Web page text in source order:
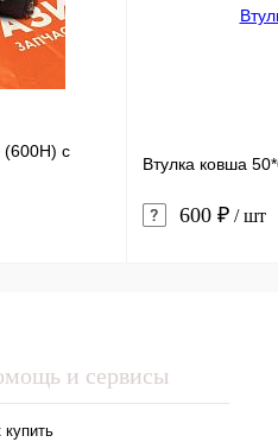
(600H) с
Втулка ковша
600 ₽ / шт
и сервисы
купить